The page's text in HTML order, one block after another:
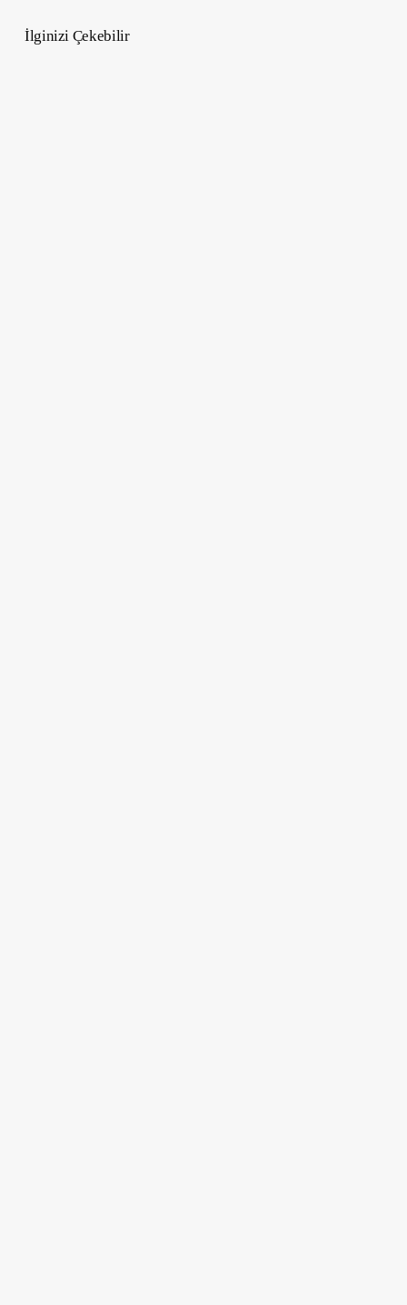
İlginizi Çekebilir